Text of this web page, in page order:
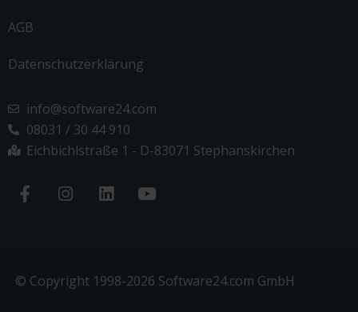
AGB
Datenschutzerklärung
info@software24.com
08031 / 30 44 910
Eichbichlstraße 1 - D-83071 Stephanskirchen
© Copyright 1998-2026 Software24.com GmbH